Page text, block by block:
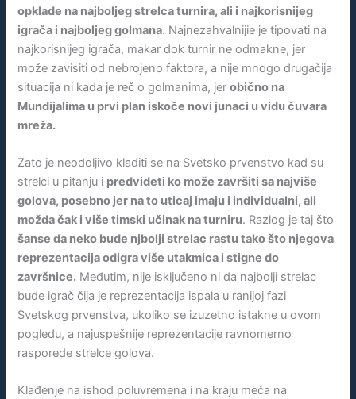
opklade na najboljeg strelca turnira, ali i najkorisnijeg
igrača i najboljeg golmana. Najnezahvalnijie je tipovati na
najkorisnijeg igrača, makar dok turnir ne odmakne, jer
može zavisiti od nebrojeno faktora, a nije mnogo drugačija
situacija ni kada je reč o golmanima, jerobično na
Mundijalima u prvi plan iskoče novi junaci u vidu čuvara
mreža.
Zato je neodoljivo kladiti se na Svetsko prvenstvo kad su
strelci u pitanju i predvideti ko može završiti sa najviše
golova, posebno jer na to uticaj imaju i individualni, ali
možda čak i više timski učinak na turniru. Razlog je taj što
šanse da neko bude njbolji strelac rastu tako što njegova
reprezentacija odigra više utakmica i stigne do
završnice. Međutim, nije isključeno ni da najbolji strelac
bude igrač čija je reprezentacija ispala u ranijoj fazi
Svetskog prvenstva, ukoliko se izuzetno istakne u ovom
pogledu, a najuspešnije reprezentacije ravnomerno
rasporede strelce golova.
Klađenje na ishod poluvremena i na kraju meča na